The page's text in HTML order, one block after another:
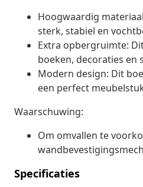
Hoogwaardig
sterk, stabiel en
Extra opbergruimte:
boeken, decoraties en
Modern design: Dit
een perfect
Waarschuwing:
Om omvallen te
Specificaties